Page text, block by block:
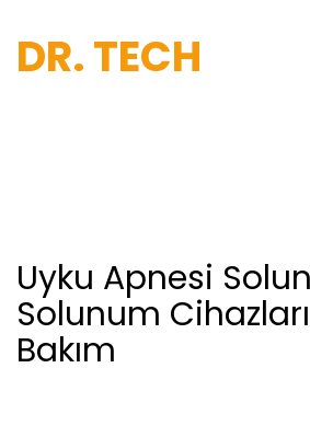
DR. TECH
Uyku Apnesi
Solunum
Bakım